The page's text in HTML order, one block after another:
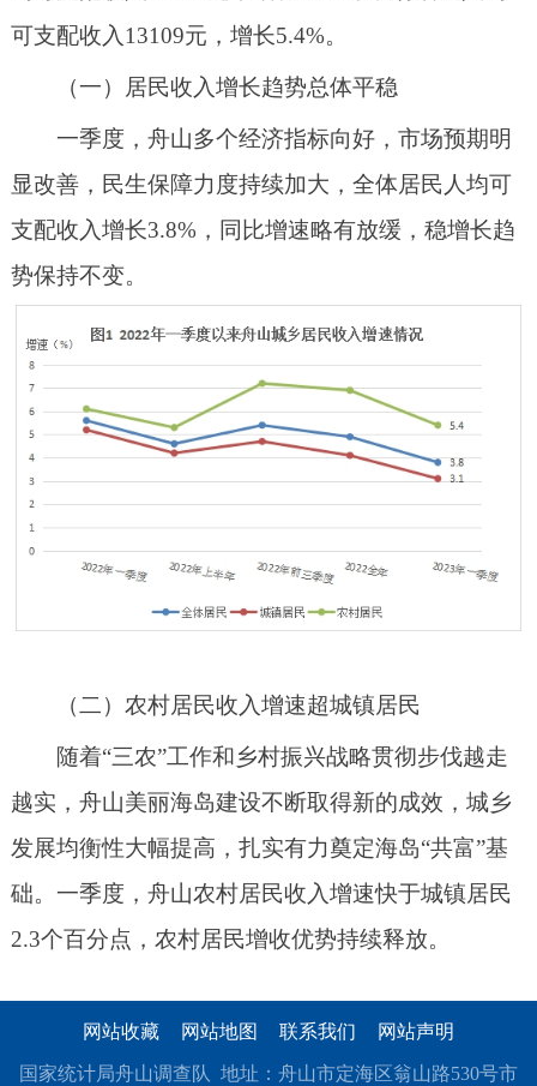
可支配收入13109元，增长5.4%。
（一）居民收入增长趋势总体平稳
一季度，舟山多个经济指标向好，市场预期明
显改善，民生保障力度持续加大，全体居民人均可
支配收入增长3.8%，同比增速略有放缓，稳增长趋
势保持不变。
（二）农村居民收入增速超城镇居民
随着“三农”工作和乡村振兴战略贯彻步伐越走
越实，舟山美丽海岛建设不断取得新的成效，城乡
发展均衡性大幅提高，扎实有力奠定海岛“共富”基
础。一季度，舟山农村居民收入增速快于城镇居民
2.3个百分点，农村居民增收优势持续释放。
网站收藏 网站地图 联系我们 网站声明
国家统计局舟山调查队 地址：舟山市定海区翁山路530号市